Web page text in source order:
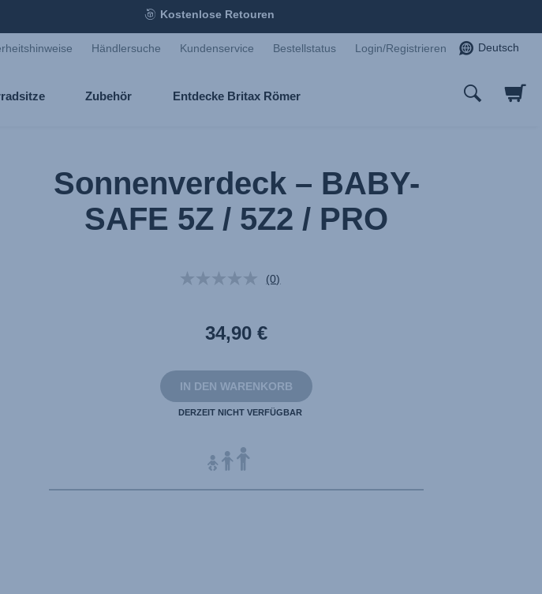
Kostenlose Retouren
Händlersuche Kundenservice Bestellstatus Login/Registrieren Deutsch
Zubehör Entdecke Britax Römer
Sonnenverdeck – BABY-
SAFE 5Z / 5Z2 / PRO
Kein
derselben
(0)
34,90 €
IN DEN WARENKORB
DERZEIT NICHT VERFÜGBAR